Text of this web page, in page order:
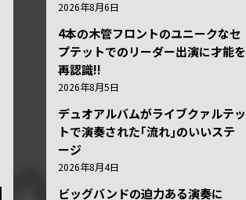
2026年8月6日
4本の木管フロントのユニークなセ
プテットでのリーダー出演に才能を
再認識!!
2026年8月5日
デュオアルバムがライブクァルテッ
トで演奏された｢流れ｣のいいステ
ージ
2026年8月4日
ビッグバンドの迫力ある演奏に